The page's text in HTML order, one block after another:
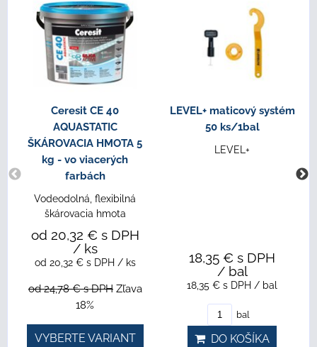
Ceresit CE 40
AQUASTATIC
ŠKÁROVACIA HMOTA 5
kg - vo viacerých
farbách
Vodeodolná, flexibilná
škárovacia hmota
od 20,32 € s DPH
/ ks
od 20,32 € s DPH / ks
od 24,78 €s DPH Zľava
18%
VYBERTE VARIANT
LEVEL+ maticový systém
50 ks/1bal
LEVEL+
18,35 € s DPH
/ bal
18,35 € s DPH / bal
bal
DO KOŠÍKA